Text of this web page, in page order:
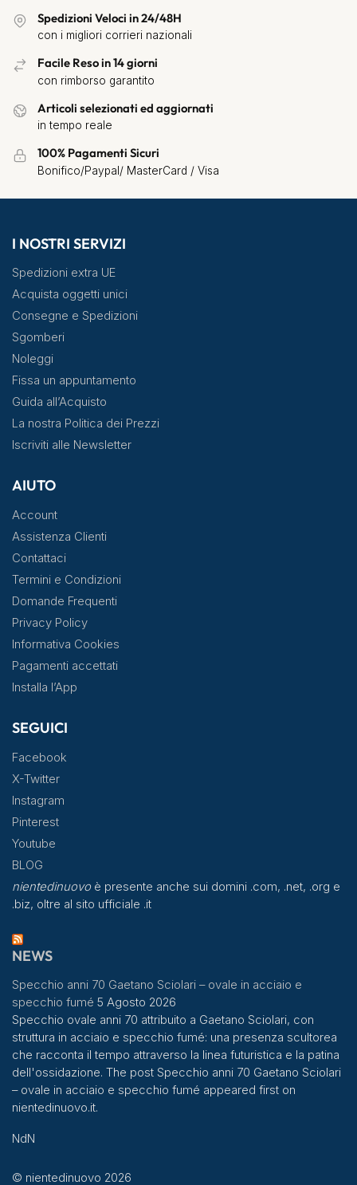
Spedizioni Veloci in 24/48H
con i migliori corrieri nazionali
Facile Reso in 14 giorni
con rimborso garantito
Articoli selezionati ed aggiornati
in tempo reale
100% Pagamenti Sicuri
Bonifico/Paypal/ MasterCard / Visa
I NOSTRI SERVIZI
Spedizioni extra UE
Acquista oggetti unici
Consegne e Spedizioni
Sgomberi
Noleggi
Fissa un appuntamento
Guida all’Acquisto
La nostra Politica dei Prezzi
Iscriviti alle Newsletter
AIUTO
Account
Assistenza Clienti
Contattaci
Termini e Condizioni
Domande Frequenti
Privacy Policy
Informativa Cookies
Pagamenti accettati
Installa l’App
SEGUICI
Facebook
X-Twitter
Instagram
Pinterest
Youtube
BLOG
nientedinuovoè presente anche sui domini .com, .net, .org e
.biz, oltre al sito ufficiale .it
NEWS
Specchio anni 70 Gaetano Sciolari – ovale in acciaio e
specchio fumé 5 Agosto 2026
Specchio ovale anni 70 attribuito a Gaetano Sciolari, con
struttura in acciaio e specchio fumé: una presenza scultorea
che racconta il tempo attraverso la linea futuristica e la patina
dell'ossidazione. The post Specchio anni 70 Gaetano Sciolari
– ovale in acciaio e specchio fumé appeared first on
nientedinuovo.it.
NdN
© nientedinuovo 2026